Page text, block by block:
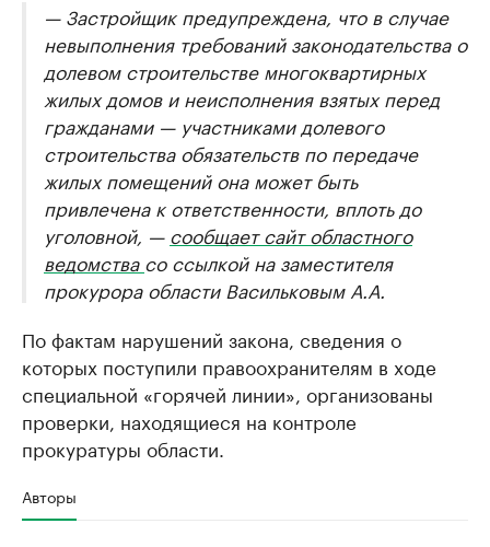
— Застройщик предупреждена, что в случае
невыполнения требований законодательства о
долевом строительстве многоквартирных
жилых домов и неисполнения взятых перед
гражданами — участниками долевого
строительства обязательств по передаче
жилых помещений она может быть
привлечена к ответственности, вплоть до
уголовной, —сообщает сайт областного
ведомствасо ссылкой на заместителя
прокурора области Васильковым А.А.
По фактам нарушений закона, сведения о
которых поступили правоохранителям в ходе
специальной «горячей линии», организованы
проверки, находящиеся на контроле
прокуратуры области.
Авторы